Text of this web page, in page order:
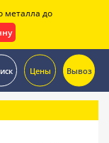
Цены Вывоз
металла до